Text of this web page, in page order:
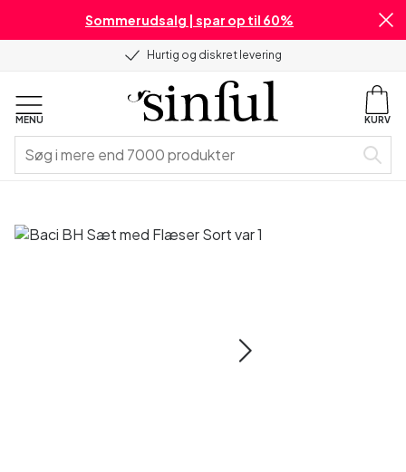
Sommerudsalg | spar op til 60%
Hurtig og diskret levering
MENU KURV